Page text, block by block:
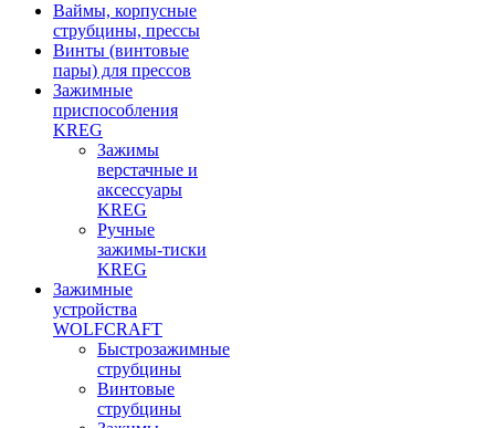
Ваймы, корпусные
струбцины, прессы
Винты (винтовые
пары) для прессов
Зажимные
приспособления
KREG
Зажимы
верстачные и
аксессуары
KREG
Ручные
зажимы-тиски
KREG
Зажимные
устройства
WOLFCRAFT
Быстрозажимные
струбцины
Винтовые
струбцины